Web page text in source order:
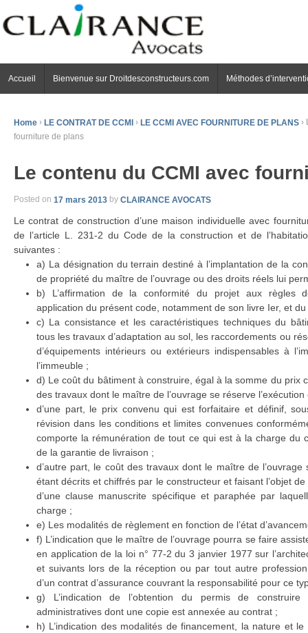
Accueil Bienvenue sur Droitdesconstructeurs.com Méthodes
Home › LE CONTRAT DE CCMI › LE CCMI AVEC FOURNITURE DE PLANS ›
fourniture de plans
Le contenu du CCMI avec
Posted on 17 mars 2013 by CLAIRANCE AVOCATS
Le contrat de construction d’une maison individuelle avec
de l’article L. 231-2 du Code de la construction et de
suivantes :
a) La désignation du terrain destiné à l’implantation de la
de propriété du maître de l’ouvrage ou des droits réels lui
b) L’affirmation de la conformité du projet aux règles
application du présent code, notamment de son livre Ier, et du
c) La consistance et les caractéristiques techniques du
tous les travaux d’adaptation au sol, les raccordements ou
d’équipements intérieurs ou extérieurs indispensables à
l’immeuble ;
d) Le coût du bâtiment à construire, égal à la somme du prix
des travaux dont le maître de l’ouvrage se réserve
d’une part, le prix convenu qui est forfaitaire et définif,
révision dans les conditions et limites convenues
comporte la rémunération de tout ce qui est à la charge du
de la garantie de livraison ;
d’autre part, le coût des travaux dont le maître de l’ouvrage
étant décrits et chiffrés par le constructeur et faisant l’objet
d’une clause manuscrite spécifique et paraphée par
charge ;
e) Les modalités de règlement en fonction de l’état
f) L’indication que le maître de l’ouvrage pourra se faire
en application de la loi n° 77-2 du 3 janvier 1977 sur
et suivants lors de la réception ou par tout autre
d’un contrat d’assurance couvrant la responsabilité pour ce
g) L’indication de l’obtention du permis de
administratives dont une copie est annexée au contrat ;
h) L’indication des modalités de financement, la nature et